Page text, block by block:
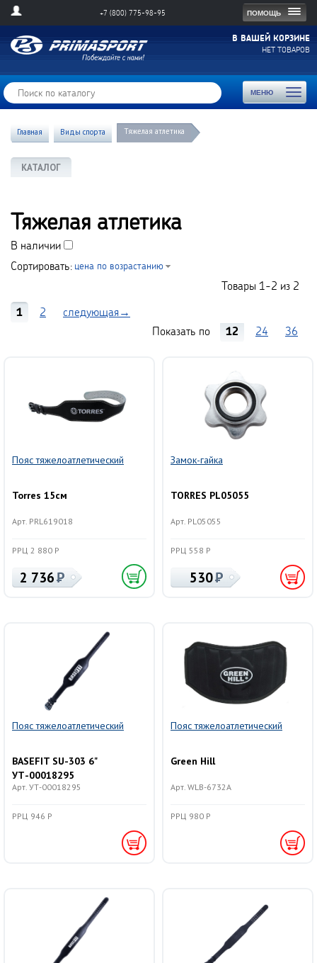
ПОМОЩЬ
+7 (800) 775-98-95
В ВАШЕЙ КОРЗИНЕ
НЕТ ТОВАРОВ
МЕНЮ
Toggle
Главная Виды спорта Тяжелая атлетика
КАТАЛОГ
Тяжелая атлетика
В наличии
Сортировать: цена по возрастанию
Товары 1-2 из 2
1
2
следующая→
Показать по
12 24 36
Пояс тяжелоатлетический
Torres 15см
Арт. PRL619018
РРЦ 2 880 Р
2 736
Замок-гайка
TORRES PL05055
Арт. PL05055
РРЦ 558 Р
530
Пояс тяжелоатлетический
BASEFIT SU-303 6"
УТ-00018295
Арт. УТ-00018295
РРЦ 946 Р
Пояс тяжелоатлетический
Green Hill
Арт. WLB-6732A
РРЦ 980 Р